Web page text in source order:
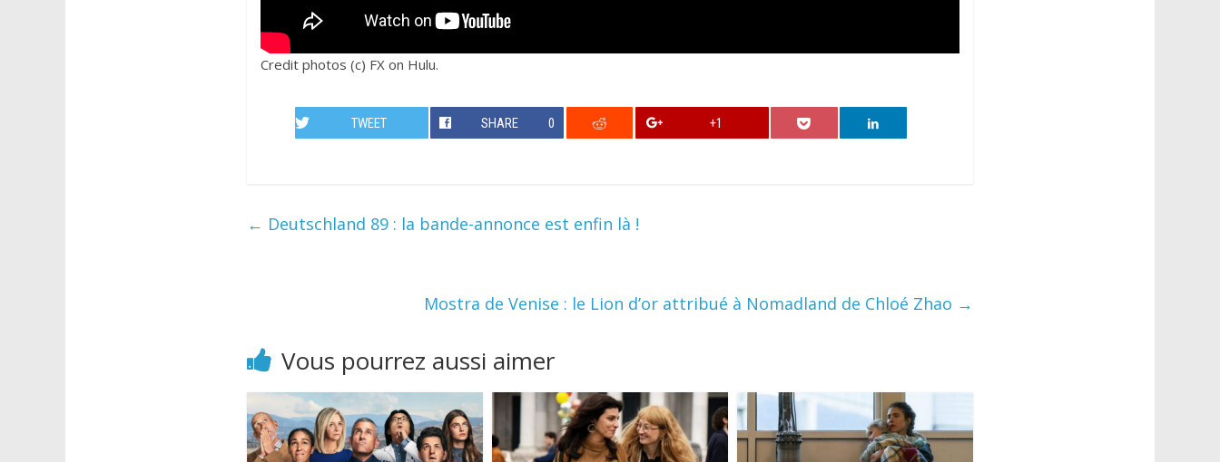
Credit photos (c) FX on Hulu.
TWEET SHARE 0 +1
← Deutschland 89 : la bande-annonce est enfin là !
Mostra de Venise : le Lion d’or attribué à Nomadland de Chloé Zhao →
Vous pourrez aussi aimer